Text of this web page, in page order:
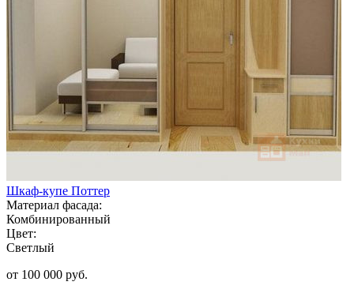
Шкаф-купе Поттер
Материал фасада:
Комбинированный
Цвет:
Светлый
от 100 000 руб.